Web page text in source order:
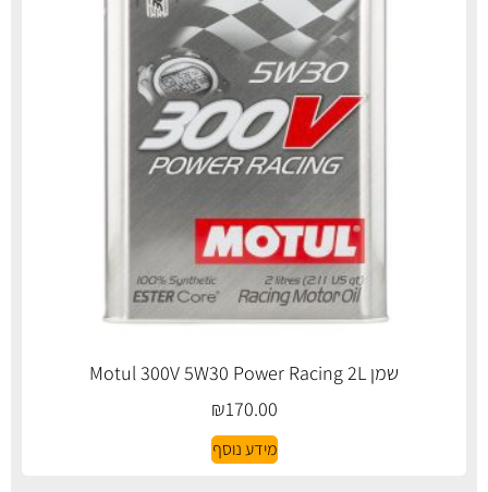
שמן Motul 300V 5W30 Power Racing 2L
₪170.00
מידע נוסף